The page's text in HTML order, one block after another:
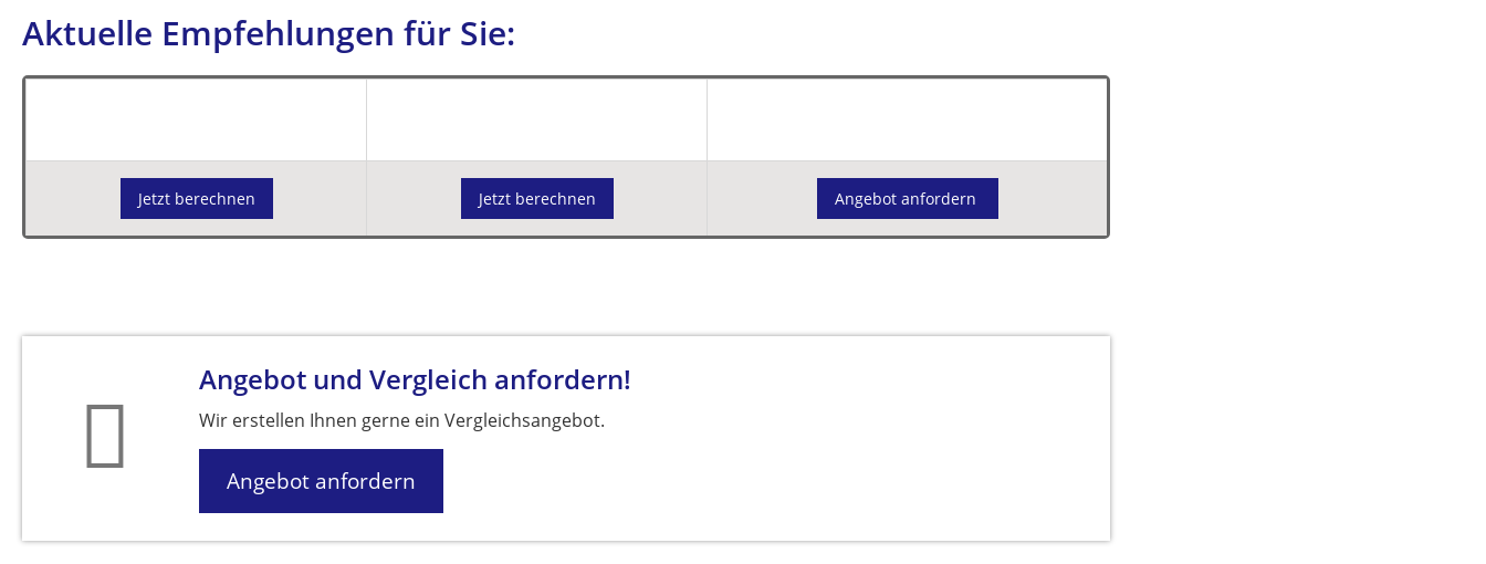
Aktuelle Empfehlungen für Sie:
Jetzt berechnen Jetzt berechnen Angebot anfordern
Angebot und Vergleich anfordern!
Wir erstellen Ihnen gerne ein Vergleichsangebot.
Angebot anfordern